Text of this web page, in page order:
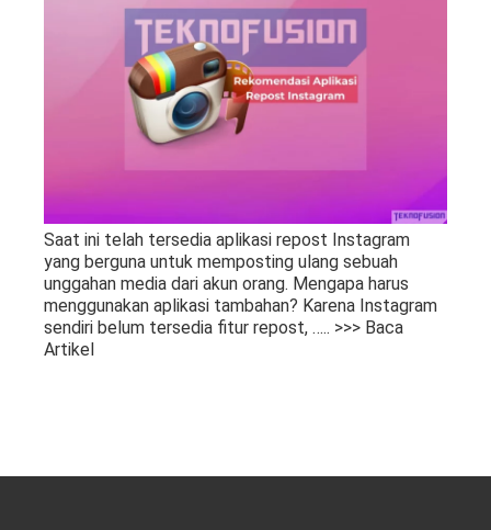
Saat ini telah tersedia aplikasi repost Instagram
yang berguna untuk memposting ulang sebuah
unggahan media dari akun orang. Mengapa harus
menggunakan aplikasi tambahan? Karena Instagram
sendiri belum tersedia fitur repost, ….. >>> Baca
Artikel